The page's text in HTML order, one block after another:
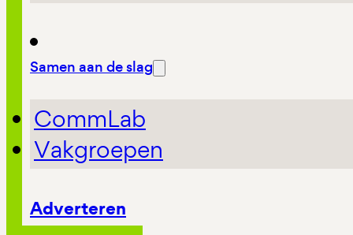
Samen aan de slag
CommLab
Vakgroepen
Adverteren